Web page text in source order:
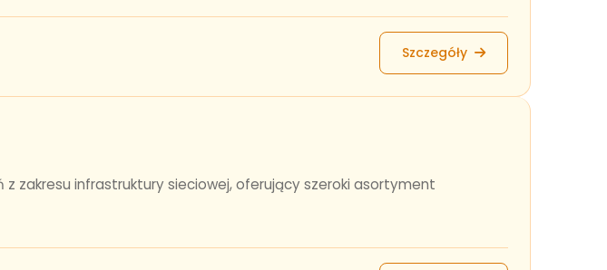
Szczegóły
zakresu infrastruktury sieciowej, oferujący szeroki asortyment